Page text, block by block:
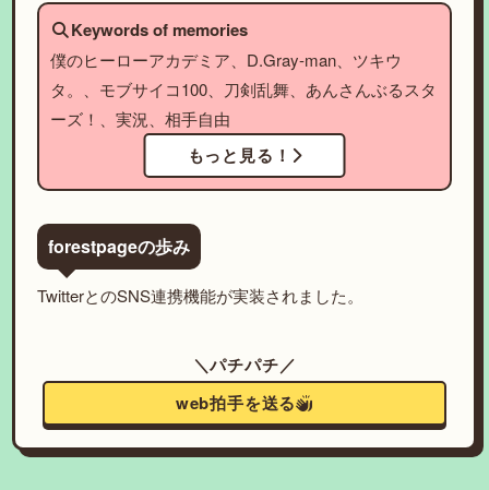
Keywords of memories
僕のヒーローアカデミア、D.Gray-man、ツキウ
タ。、モブサイコ100、刀剣乱舞、あんさんぶるスタ
ーズ！、実況、相手自由
もっと見る！
forestpageの歩み
TwitterとのSNS連携機能が実装されました。
＼パチパチ／
web拍手を送る